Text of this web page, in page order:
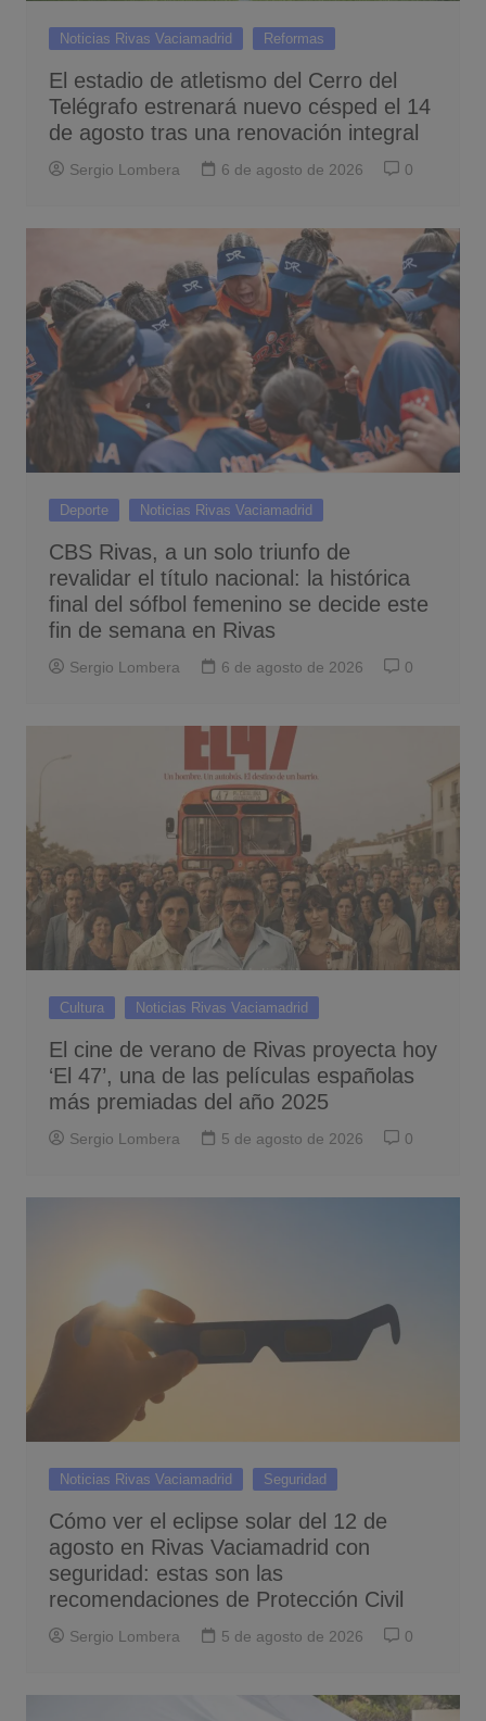
Noticias Rivas Vaciamadrid Reformas
El estadio de atletismo del Cerro del
Telégrafo estrenará nuevo césped el 14
de agosto tras una renovación integral
Sergio Lombera 6 de agosto de 2026 0
Deporte Noticias Rivas Vaciamadrid
CBS Rivas, a un solo triunfo de
revalidar el título nacional: la histórica
final del sófbol femenino se decide este
fin de semana en Rivas
Sergio Lombera 6 de agosto de 2026 0
Cultura Noticias Rivas Vaciamadrid
El cine de verano de Rivas proyecta hoy
‘El 47’, una de las películas españolas
más premiadas del año 2025
Sergio Lombera 5 de agosto de 2026 0
Noticias Rivas Vaciamadrid Seguridad
Cómo ver el eclipse solar del 12 de
agosto en Rivas Vaciamadrid con
seguridad: estas son las
recomendaciones de Protección Civil
Sergio Lombera 5 de agosto de 2026 0